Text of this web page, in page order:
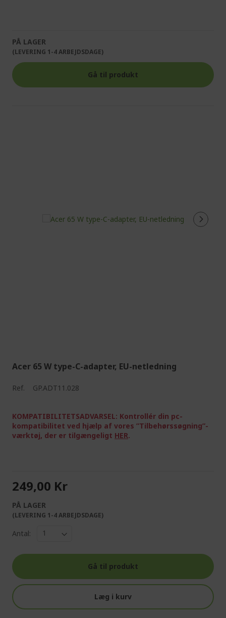
PÅ LAGER
(LEVERING 1-4 ARBEJDSDAGE)
Gå til produkt
Acer 65 W type-C-adapter, EU-netledning
Ref. GP.ADT11.028
KOMPATIBILITETSADVARSEL: Kontrollér din pc-
kompatibilitet ved hjælp af vores ”Tilbehørssøgning”-
værktøj, der er tilgængeligt HER.
249,00 Kr
PÅ LAGER
(LEVERING 1-4 ARBEJDSDAGE)
Antal:
Gå til produkt
Læg i kurv